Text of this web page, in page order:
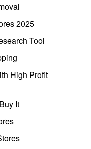
2025
Tool
High Profit
It